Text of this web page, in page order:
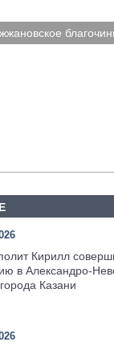
Кирилл
в Александро-
Казани